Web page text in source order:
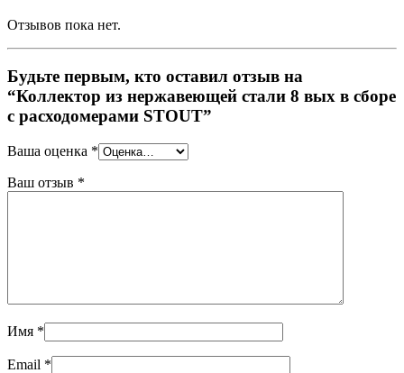
Отзывов пока нет.
Будьте первым, кто оставил отзыв на
“Коллектор из нержавеющей стали 8 вых в сборе
с расходомерами STOUT”
Ваша оценка *
Ваш отзыв *
Имя *
Email *